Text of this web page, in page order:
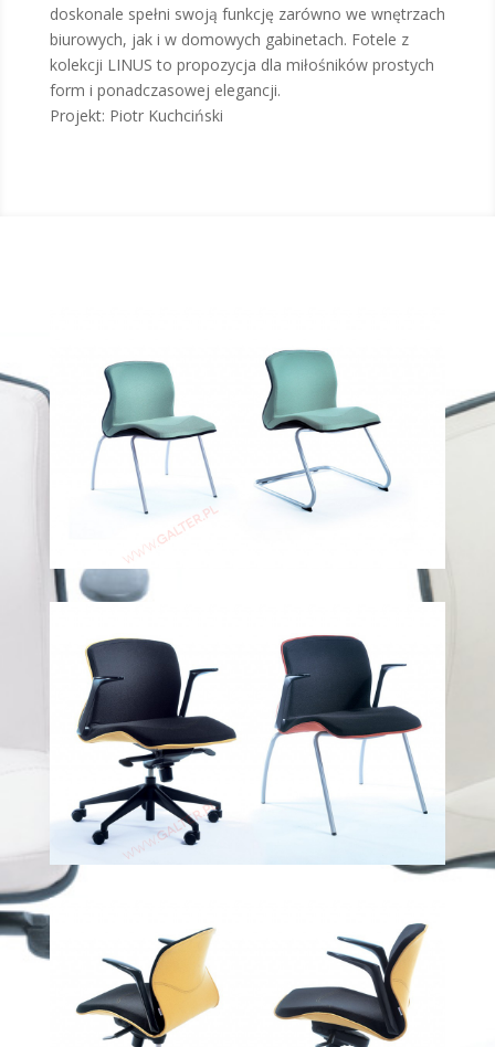
doskonale spełni swoją funkcję zarówno we wnętrzach
biurowych, jak i w domowych gabinetach. Fotele z
kolekcji LINUS to propozycja dla miłośników prostych
form i ponadczasowej elegancji.
Projekt: Piotr Kuchciński